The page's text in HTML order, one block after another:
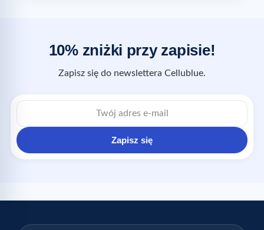
10% zniżki przy zapisie!
Zapisz się do newslettera Cellublue.
Zapisz się